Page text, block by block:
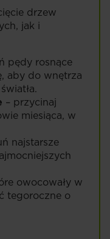
drzew
jak i
pędy rosnące
aby do wnętrza
– przycinaj
miesiąca, w
najstarsze
owocowały w
tegoroczne o